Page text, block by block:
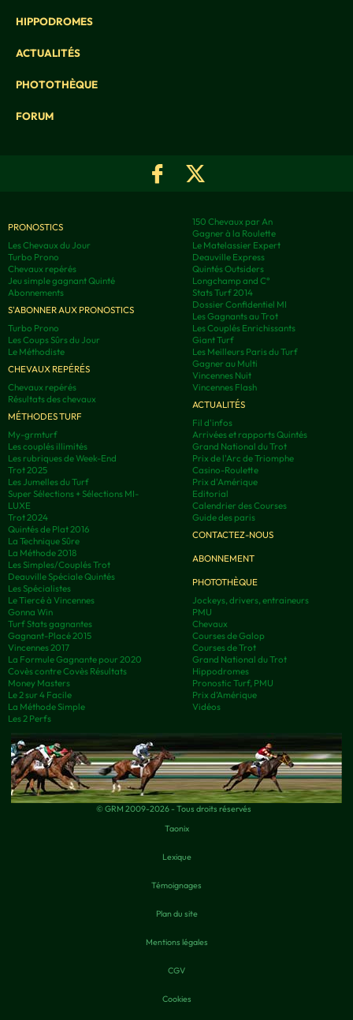
HIPPODROMES
ACTUALITÉS
PHOTOTHÈQUE
FORUM
PRONOSTICS
Les Chevaux du Jour
Turbo Prono
Chevaux repérés
Jeu simple gagnant Quinté
Abonnements
S'ABONNER AUX PRONOSTICS
Turbo Prono
Les Coups Sûrs du Jour
Le Méthodiste
CHEVAUX REPÉRÉS
Chevaux repérés
Résultats des chevaux
MÉTHODES TURF
My-grmturf
Les couplés illimités
Les rubriques de Week-End
Trot 2025
Les Jumelles du Turf
Super Sélections + Sélections MI-
LUXE
Trot 2024
Quintés de Plat 2016
La Technique Sûre
La Méthode 2018
Les Simples/Couplés Trot
Deauville Spéciale Quintés
Les Spécialistes
Le Tiercé à Vincennes
Gonna Win
Turf Stats gagnantes
Gagnant-Placé 2015
Vincennes 2017
La Formule Gagnante pour 2020
Covès contre Covès Résultats
Money Masters
Le 2 sur 4 Facile
La Méthode Simple
Les 2 Perfs
150 Chevaux par An
Gagner à la Roulette
Le Matelassier Expert
Deauville Express
Quintés Outsiders
Longchamp and C°
Stats Turf 2014
Dossier Confidentiel MI
Les Gagnants au Trot
Les Couplés Enrichissants
Giant Turf
Les Meilleurs Paris du Turf
Gagner au Multi
Vincennes Nuit
Vincennes Flash
ACTUALITÉS
Fil d'infos
Arrivées et rapports Quintés
Grand National du Trot
Prix de l'Arc de Triomphe
Casino-Roulette
Prix d'Amérique
Editorial
Calendrier des Courses
Guide des paris
CONTACTEZ-NOUS
ABONNEMENT
PHOTOTHÈQUE
Jockeys, drivers, entraineurs
PMU
Chevaux
Courses de Galop
Courses de Trot
Grand National du Trot
Hippodromes
Pronostic Turf, PMU
Prix d’Amérique
Vidéos
© GRM 2009-2026 - Tous droits réservés
Taonix
Lexique
Témoignages
Plan du site
Mentions légales
CGV
Cookies